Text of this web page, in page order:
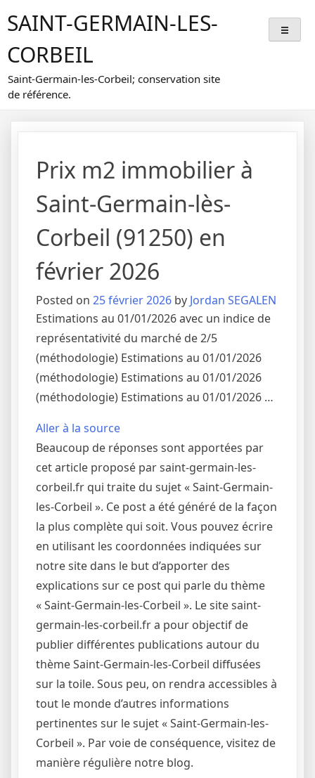
toSAINT-GERMAIN-LES-
CORBEIL
Saint-Germain-les-Corbeil; conservation site
de référence.
Prix m2 immobilier à
Saint-Germain-lès-
Corbeil (91250) en
février 2026
Posted on 25 février 2026 by Jordan SEGALEN
Estimations au 01/01/2026 avec un indice de
représentativité du marché de 2/5
(méthodologie) Estimations au 01/01/2026
(méthodologie) Estimations au 01/01/2026
(méthodologie) Estimations au 01/01/2026 …
Aller à la source
Beaucoup de réponses sont apportées par
cet article proposé par saint-germain-les-
corbeil.fr qui traite du sujet « Saint-Germain-
les-Corbeil ». Ce post a été généré de la façon
la plus complète qui soit. Vous pouvez écrire
en utilisant les coordonnées indiquées sur
notre site dans le but d’apporter des
explications sur ce post qui parle du thème
« Saint-Germain-les-Corbeil ». Le site saint-
germain-les-corbeil.fr a pour objectif de
publier différentes publications autour du
thème Saint-Germain-les-Corbeil diffusées
sur la toile. Sous peu, on rendra accessibles à
tout le monde d’autres informations
pertinentes sur le sujet « Saint-Germain-les-
Corbeil ». Par voie de conséquence, visitez de
manière régulière notre blog.